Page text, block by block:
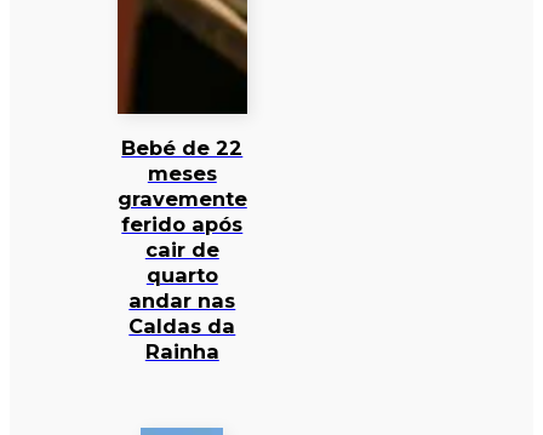
Bebé de 22
meses
gravemente
ferido após
cair de
quarto
andar nas
Caldas da
Rainha